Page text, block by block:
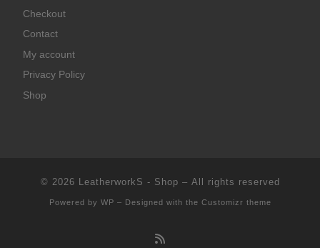
Checkout
Contact
My account
Privacy Policy
Shop
© 2026 LeatherworkS - Shop – All rights reserved
Powered by WP – Designed with the Customizr theme